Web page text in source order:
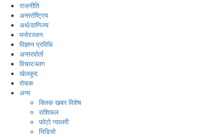
राजनीति
अन्तर्राष्ट्रिय
अर्थ/वाणिज्य
मनाेरञ्जन
विज्ञान प्रविधि
अन्तरर्वार्ता
विचार/ब्लग
खेलकुद
रोचक
अन्य
क्लिक खबर विशेष
राशिफल
फोटो ग्यालरी
भिडियो